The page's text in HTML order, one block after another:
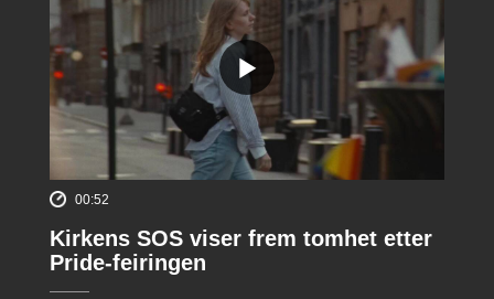
00:52
Kirkens SOS viser frem tomhet etter
Pride-feiringen